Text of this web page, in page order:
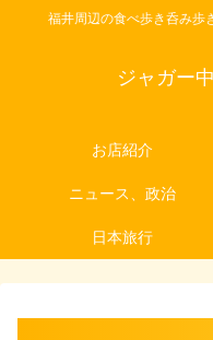
福井周辺の食べ歩き呑み歩
ジャガー
お店紹介
ニュース、政治
日本旅行